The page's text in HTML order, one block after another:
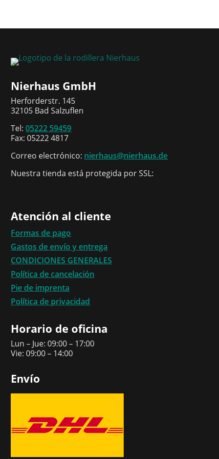
Nierhaus GmbH
Herforderstr. 145
32105 Bad Salzuflen
Tel:05222 59459
Fax: 05222 4817
Correo electrónico: nierhaus@nierhaus.de
Nuestra tienda está protegida por SSL:
Atención al cliente
Formas de pago
Gastos de envío y entrega
CONDICIONES GENERALES
Política de cancelación
Pie de imprenta
Política de privacidad
Horario de oficina
Lun – Jue: 09:00 – 17:00
Vie: 09:00 – 14:00
Envío